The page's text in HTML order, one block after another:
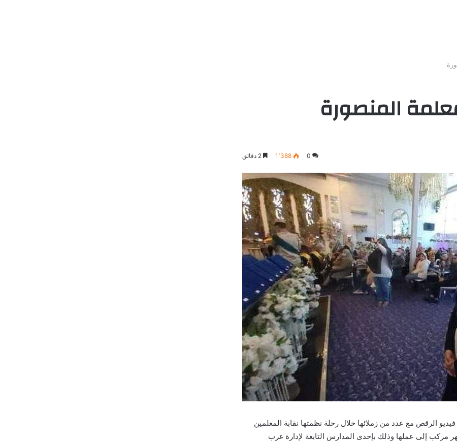
المنصورة
0 1٬388
الرقص مع عدد من زملائها خلال رحلة نظمتها نقابة المعلمين
مركب إلى عملها وذلك بإحدى المدارس التابعة لإدارة غرب